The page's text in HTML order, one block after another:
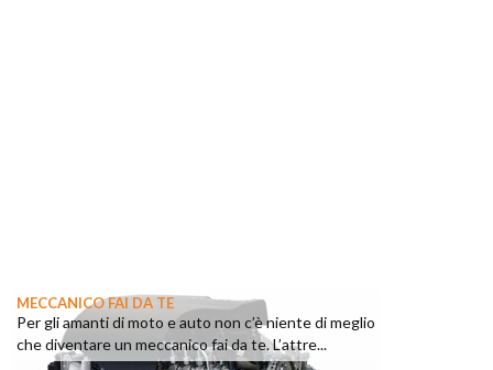
MECCANICO FAI DA TE
Per gli amanti di moto e auto non c’è niente di meglio
che diventare un meccanico fai da te. L’attre...